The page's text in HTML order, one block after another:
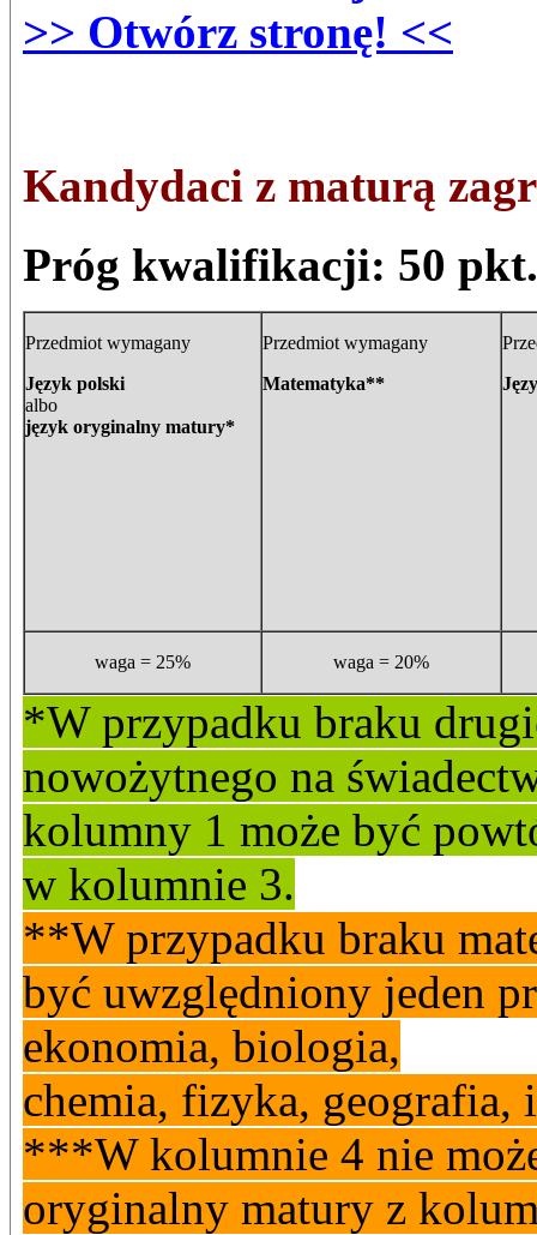
>> Otwórz stronę! <<
Kandydaci z maturą
Próg kwalifikacji: 50 pkt.
Przedmiot wymagany
Język polski
albo
język oryginalny matury*
Przedmiot wymagany
Matematyka**
waga = 25% waga = 20%
*W przypadku braku
nowożytnego na
kolumny 1 może być
w kolumnie 3.
**W przypadku braku
być uwzględniony jeden
ekonomia, biologia,
chemia, fizyka, geografia,
***W kolumnie 4 nie
oryginalny matury z